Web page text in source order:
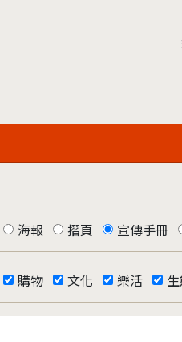
海報 摺頁 宣傳手冊
購物 文化 樂活